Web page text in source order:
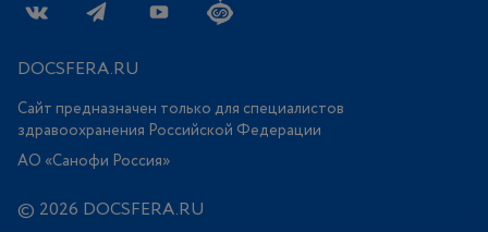
DOCSFERA.RU
Сайт предназначен только для специалистов
здравоохранения Российской Федерации
АО «Санофи Россия»
© 2026 DOCSFERA.RU